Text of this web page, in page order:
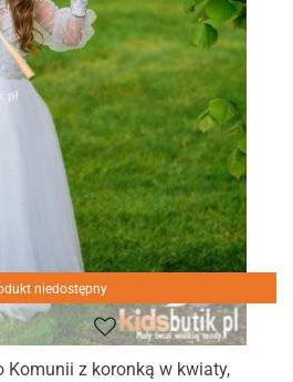
niedostępny
Komunii z koronką w kwiaty,